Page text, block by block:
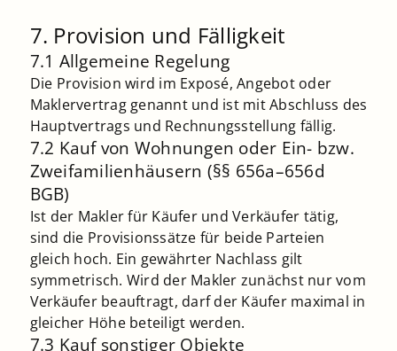
7. Provision und Fälligkeit
7.1 Allgemeine Regelung
Die Provision wird im Exposé, Angebot oder
Maklervertrag genannt und ist mit Abschluss des
Hauptvertrags und Rechnungsstellung fällig.
7.2 Kauf von Wohnungen oder Ein- bzw.
Zweifamilienhäusern (§§ 656a–656d
BGB)
Ist der Makler für Käufer und Verkäufer tätig,
sind die Provisionssätze für beide Parteien
gleich hoch. Ein gewährter Nachlass gilt
symmetrisch. Wird der Makler zunächst nur vom
Verkäufer beauftragt, darf der Käufer maximal in
gleicher Höhe beteiligt werden.
7.3 Kauf sonstiger Objekte